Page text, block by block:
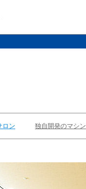
ロン 独自開発のマシン